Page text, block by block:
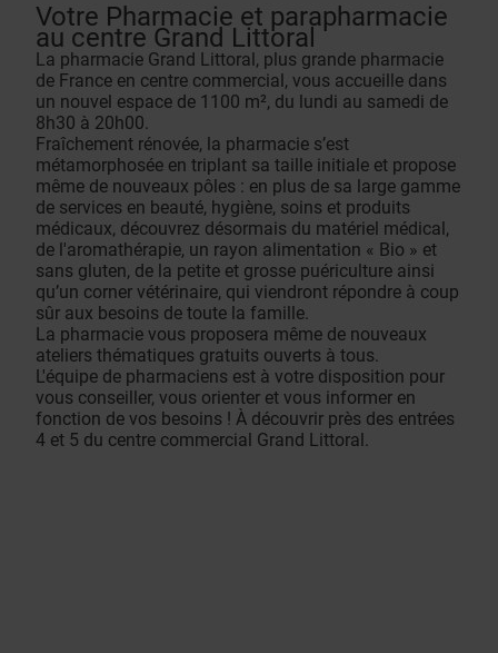
Votre Pharmacie et parapharmacie
au centre Grand Littoral
La pharmacie Grand Littoral, plus grande pharmacie
de France en centre commercial, vous accueille dans
un nouvel espace de 1100 m², du lundi au samedi de
8h30 à 20h00.
Fraîchement rénovée, la pharmacie s’est
métamorphosée en triplant sa taille initiale et propose
même de nouveaux pôles : en plus de sa large gamme
de services en beauté, hygiène, soins et produits
médicaux, découvrez désormais du matériel médical,
de l'aromathérapie, un rayon alimentation « Bio » et
sans gluten, de la petite et grosse puériculture ainsi
qu’un corner vétérinaire, qui viendront répondre à coup
sûr aux besoins de toute la famille.
La pharmacie vous proposera même de nouveaux
ateliers thématiques gratuits ouverts à tous.
L'équipe de pharmaciens est à votre disposition pour
vous conseiller, vous orienter et vous informer en
fonction de vos besoins ! À découvrir près des entrées
4 et 5 du centre commercial Grand Littoral.